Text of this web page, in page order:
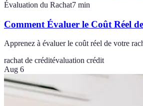
Évaluation du Rachat7 min
Comment Évaluer le Coût Réel
Apprenez à évaluer le coût réel de votre
rachat de créditévaluation crédit
Aug 6